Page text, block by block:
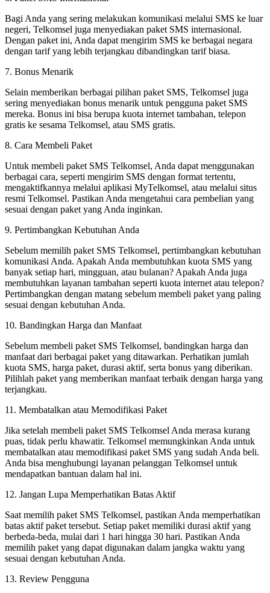
Bagi Anda yang sering melakukan komunikasi melalui SMS ke luar
negeri, Telkomsel juga menyediakan paket SMS internasional.
Dengan paket ini, Anda dapat mengirim SMS ke berbagai negara
dengan tarif yang lebih terjangkau dibandingkan tarif biasa.
7. Bonus Menarik
Selain memberikan berbagai pilihan paket SMS, Telkomsel juga
sering menyediakan bonus menarik untuk pengguna paket SMS
mereka. Bonus ini bisa berupa kuota internet tambahan, telepon
gratis ke sesama Telkomsel, atau SMS gratis.
8. Cara Membeli Paket
Untuk membeli paket SMS Telkomsel, Anda dapat menggunakan
berbagai cara, seperti mengirim SMS dengan format tertentu,
mengaktifkannya melalui aplikasi MyTelkomsel, atau melalui situs
resmi Telkomsel. Pastikan Anda mengetahui cara pembelian yang
sesuai dengan paket yang Anda inginkan.
9. Pertimbangkan Kebutuhan Anda
Sebelum memilih paket SMS Telkomsel, pertimbangkan kebutuhan
komunikasi Anda. Apakah Anda membutuhkan kuota SMS yang
banyak setiap hari, mingguan, atau bulanan? Apakah Anda juga
membutuhkan layanan tambahan seperti kuota internet atau telepon?
Pertimbangkan dengan matang sebelum membeli paket yang paling
sesuai dengan kebutuhan Anda.
10. Bandingkan Harga dan Manfaat
Sebelum membeli paket SMS Telkomsel, bandingkan harga dan
manfaat dari berbagai paket yang ditawarkan. Perhatikan jumlah
kuota SMS, harga paket, durasi aktif, serta bonus yang diberikan.
Pilihlah paket yang memberikan manfaat terbaik dengan harga yang
terjangkau.
11. Membatalkan atau Memodifikasi Paket
Jika setelah membeli paket SMS Telkomsel Anda merasa kurang
puas, tidak perlu khawatir. Telkomsel memungkinkan Anda untuk
membatalkan atau memodifikasi paket SMS yang sudah Anda beli.
Anda bisa menghubungi layanan pelanggan Telkomsel untuk
mendapatkan bantuan dalam hal ini.
12. Jangan Lupa Memperhatikan Batas Aktif
Saat memilih paket SMS Telkomsel, pastikan Anda memperhatikan
batas aktif paket tersebut. Setiap paket memiliki durasi aktif yang
berbeda-beda, mulai dari 1 hari hingga 30 hari. Pastikan Anda
memilih paket yang dapat digunakan dalam jangka waktu yang
sesuai dengan kebutuhan Anda.
13. Review Pengguna